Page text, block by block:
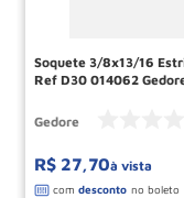
Soquete 3/8x13/16
Ref D30 014062
Gedore
R$ 27,70à vista